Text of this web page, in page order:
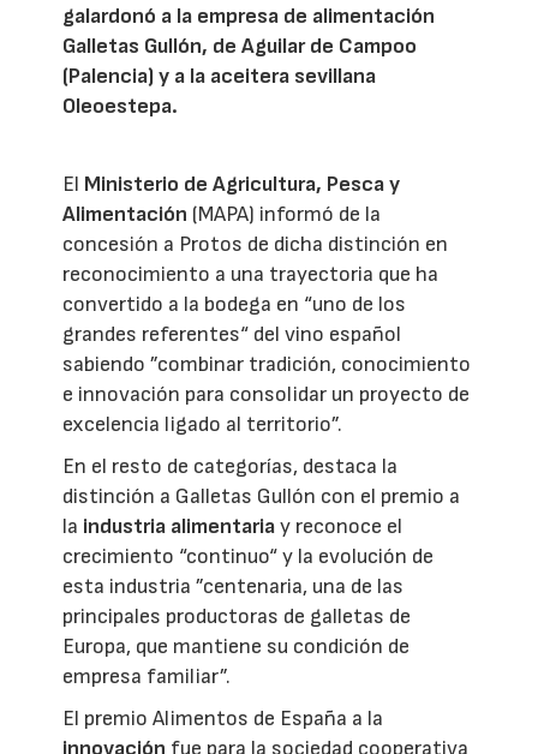
galardonó a la empresa de alimentación
Galletas Gullón, de Aguilar de Campoo
(Palencia) y a la aceitera sevillana
Oleoestepa.
El Ministerio de Agricultura, Pesca y
Alimentación (MAPA) informó de la
concesión a Protos de dicha distinción en
reconocimiento a una trayectoria que ha
convertido a la bodega en “uno de los
grandes referentes“ del vino español
sabiendo ”combinar tradición, conocimiento
e innovación para consolidar un proyecto de
excelencia ligado al territorio”.
En el resto de categorías, destaca la
distinción a Galletas Gullón con el premio a
la industria alimentariay reconoce el
crecimiento “continuo“ y la evolución de
esta industria ”centenaria, una de las
principales productoras de galletas de
Europa, que mantiene su condición de
empresa familiar”.
El premio Alimentos de España a la
innovación fue para la sociedad cooperativa